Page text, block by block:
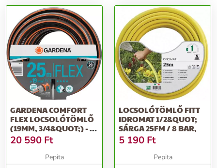
GARDENA COMFORT
FLEX LOCSOLÓTÖMLŐ
(19MM, 3/4&QUOT;) - 25
MÉTER
20 590 Ft
Pepita
LOCSOLÓTÖMLŐ FITT
IDROMAT 1/2&QUOT;
SÁRGA 25FM / 8 BAR,
5 190 Ft
Pepita